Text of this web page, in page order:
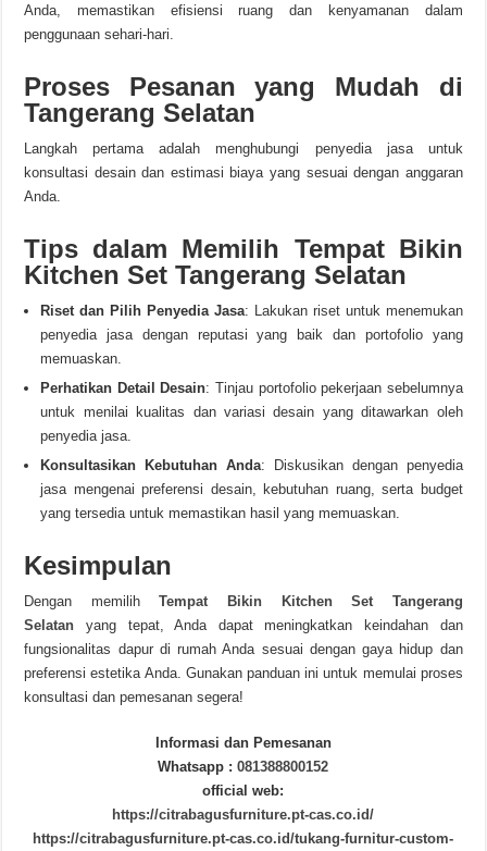
Anda, memastikan efisiensi ruang dan kenyamanan dalam
penggunaan sehari-hari.
Proses Pesanan yang Mudah di
Tangerang Selatan
Langkah pertama adalah menghubungi penyedia jasa untuk
konsultasi desain dan estimasi biaya yang sesuai dengan anggaran
Anda.
Tips dalam Memilih Tempat Bikin
Kitchen Set Tangerang Selatan
Riset dan Pilih Penyedia Jasa: Lakukan riset untuk menemukan
penyedia jasa dengan reputasi yang baik dan portofolio yang
memuaskan.
Perhatikan Detail Desain: Tinjau portofolio pekerjaan sebelumnya
untuk menilai kualitas dan variasi desain yang ditawarkan oleh
penyedia jasa.
Konsultasikan Kebutuhan Anda: Diskusikan dengan penyedia
jasa mengenai preferensi desain, kebutuhan ruang, serta budget
yang tersedia untuk memastikan hasil yang memuaskan.
Kesimpulan
Dengan memilihTempat Bikin Kitchen Set Tangerang
Selatan yang tepat, Anda dapat meningkatkan keindahan dan
fungsionalitas dapur di rumah Anda sesuai dengan gaya hidup dan
preferensi estetika Anda. Gunakan panduan ini untuk memulai proses
konsultasi dan pemesanan segera!
Informasi dan Pemesanan
Whatsapp :081388800152
official web:
https://citrabagusfurniture.pt-cas.co.id/
https://citrabagusfurniture.pt-cas.co.id/tukang-furnitur-custom-